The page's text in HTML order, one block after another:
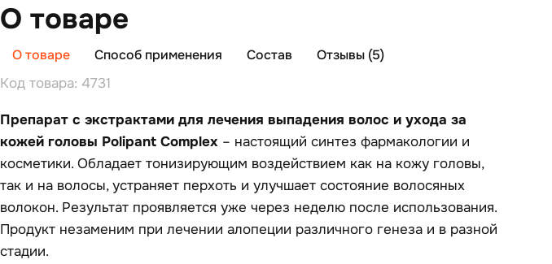
О товаре
О товаре Способ применения Состав
Отзывы (5)
Код товара: 4731
Препарат c экстрактами для лечения выпадения волос и ухода за
кожей головы Polipant Complex – настоящий синтез фармакологии и
косметики. Обладает тонизирующим воздействием как на кожу головы,
так и на волосы, устраняет перхоть и улучшает состояние волосяных
волокон. Результат проявляется уже через неделю после использования.
Продукт незаменим при лечении алопеции различного генеза и в разной
стадии.